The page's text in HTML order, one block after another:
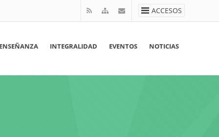
ACCESOS
ENSEÑANZA INTEGRALIDAD EVENTOS NOTICIAS